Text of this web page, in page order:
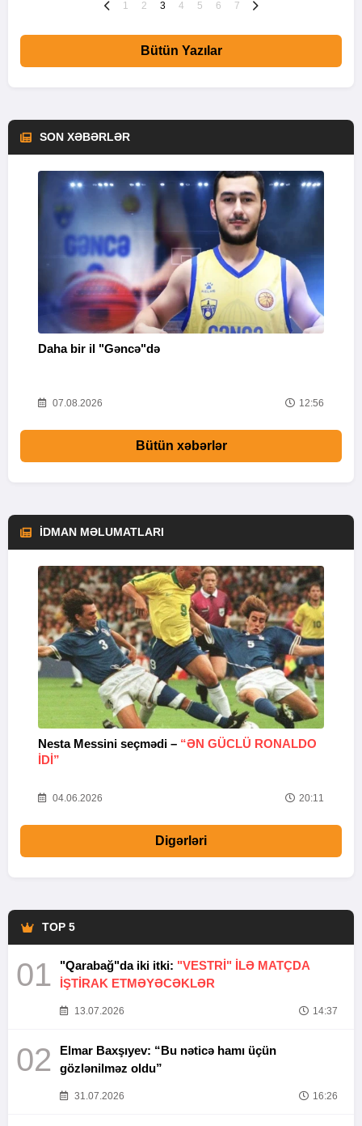
1 2 3 4 5 6 7
Bütün Yazılar
SON XƏBƏRLƏR
Daha bir il "Gəncə"də
07.08.2026 12:56
Bütün xəbərlər
İDMAN MƏLUMATLARI
Nesta Messini seçmədi – “ƏN GÜCLÜ RONALDO
IDI”
04.06.2026 20:11
Digərləri
TOP 5
01 "Qarabağ"da iki itki: "VESTRİ" İLƏ MATÇDA
İŞTİRAK ETMƏYƏCƏKLƏR
13.07.2026 14:37
02
Elmar Baxşıyev: “Bu nəticə hamı üçün
gözlənilməz oldu”
31.07.2026 16:26